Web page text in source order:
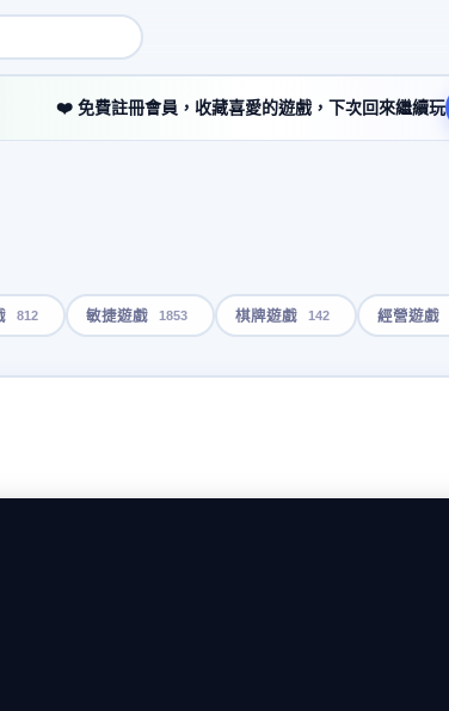
❤️ 免費註冊會員，收藏喜愛的遊戲，下次回來繼續玩
812 敏捷遊戲 1853 棋牌遊戲 142 經營遊戲